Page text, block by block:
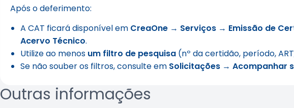
Após o deferimento:
A CAT ficará disponível em CreaOne → Serviços → Emissão de
Acervo Técnico.
Utilize ao menos um filtro de pesquisa (nº da certidão, período,
Se não souber os filtros, consulte em Solicitações → Acompanhar
Outras informações